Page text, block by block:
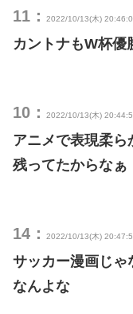
11： 2022/10/13(木)
カントナもW杯優
10： 2022/10/13(木)
アニメで表現柔
残ってたからなぁ
14： 2022/10/13(木)
サッカー漫画じゃ
なんよな